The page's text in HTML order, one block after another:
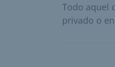
Todo aquel
privado o